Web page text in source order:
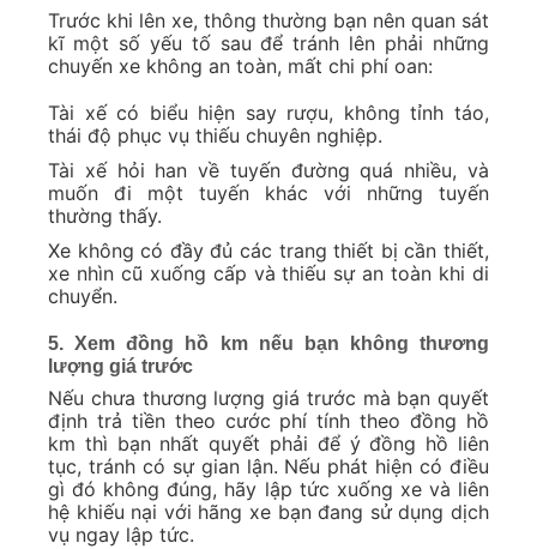
Trước khi lên xe, thông thường bạn nên quan sát
kĩ một số yếu tố sau để tránh lên phải những
chuyến xe không an toàn, mất chi phí oan:
Tài xế có biểu hiện say rượu, không tỉnh táo,
thái độ phục vụ thiếu chuyên nghiệp.
Tài xế hỏi han về tuyến đường quá nhiều, và
muốn đi một tuyến khác với những tuyến
thường thấy.
Xe không có đầy đủ các trang thiết bị cần thiết,
xe nhìn cũ xuống cấp và thiếu sự an toàn khi di
chuyển.
5. Xem đồng hồ km nếu bạn không thương
lượng giá trước
Nếu chưa thương lượng giá trước mà bạn quyết
định trả tiền theo cước phí tính theo đồng hồ
km thì bạn nhất quyết phải để ý đồng hồ liên
tục, tránh có sự gian lận. Nếu phát hiện có điều
gì đó không đúng, hãy lập tức xuống xe và liên
hệ khiếu nại với hãng xe bạn đang sử dụng dịch
vụ ngay lập tức.